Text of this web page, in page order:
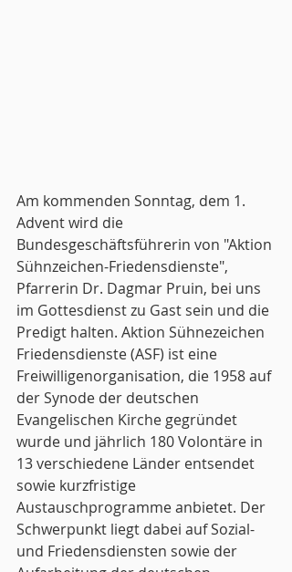
Am kommenden Sonntag, dem 1.
Advent wird die
Bundesgeschäftsführerin von "Aktion
Sühnzeichen-Friedensdienste",
Pfarrerin Dr. Dagmar Pruin, bei uns
im Gottesdienst zu Gast sein und die
Predigt halten. Aktion Sühnezeichen
Friedensdienste (ASF) ist eine
Freiwilligenorganisation, die 1958 auf
der Synode der deutschen
Evangelischen Kirche gegründet
wurde und jährlich 180 Volontäre in
13 verschiedene Länder entsendet
sowie kurzfristige
Austauschprogramme anbietet. Der
Schwerpunkt liegt dabei auf Sozial-
und Friedensdiensten sowie der